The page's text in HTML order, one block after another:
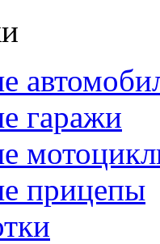
гаражи
прицепы